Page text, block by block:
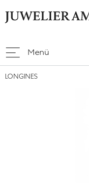
Menü
LONGINES